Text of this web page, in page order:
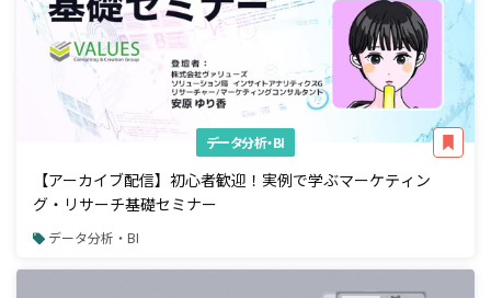
データ分析・BI
【アーカイブ配信】初心者歓迎！実例で学ぶマーケティン
グ・リサーチ基礎セミナー
データ分析・BI